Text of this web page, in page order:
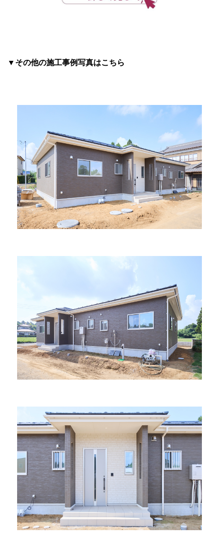
▼その他の施工事例写真はこちら